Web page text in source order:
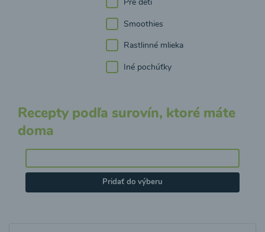
Smoothies
Rastlinné mlieka
Iné pochúťky
Recepty podľa surovín, ktoré máte
doma
Pridať do výberu